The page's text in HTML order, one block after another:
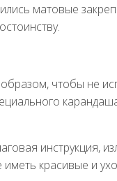
матовые
чтобы не
инструкция,
красивые и